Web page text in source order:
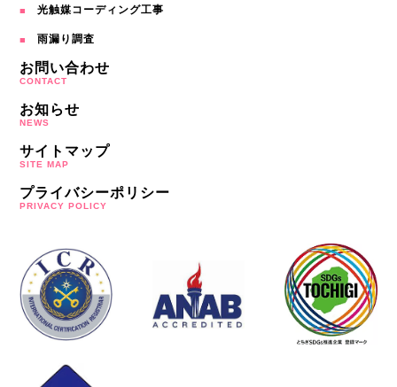
光触媒コーディング工事
雨漏り調査
お問い合わせ
CONTACT
お知らせ
NEWS
サイトマップ
SITE MAP
プライバシーポリシー
PRIVACY POLICY